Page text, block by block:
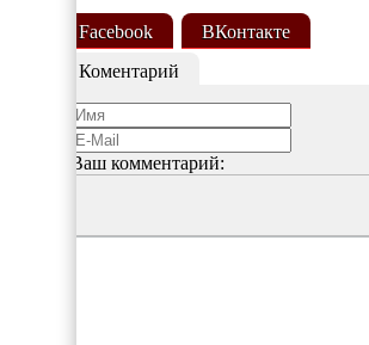
Facebook
ВКонтакте
Коментарий
Ваш комментарий: